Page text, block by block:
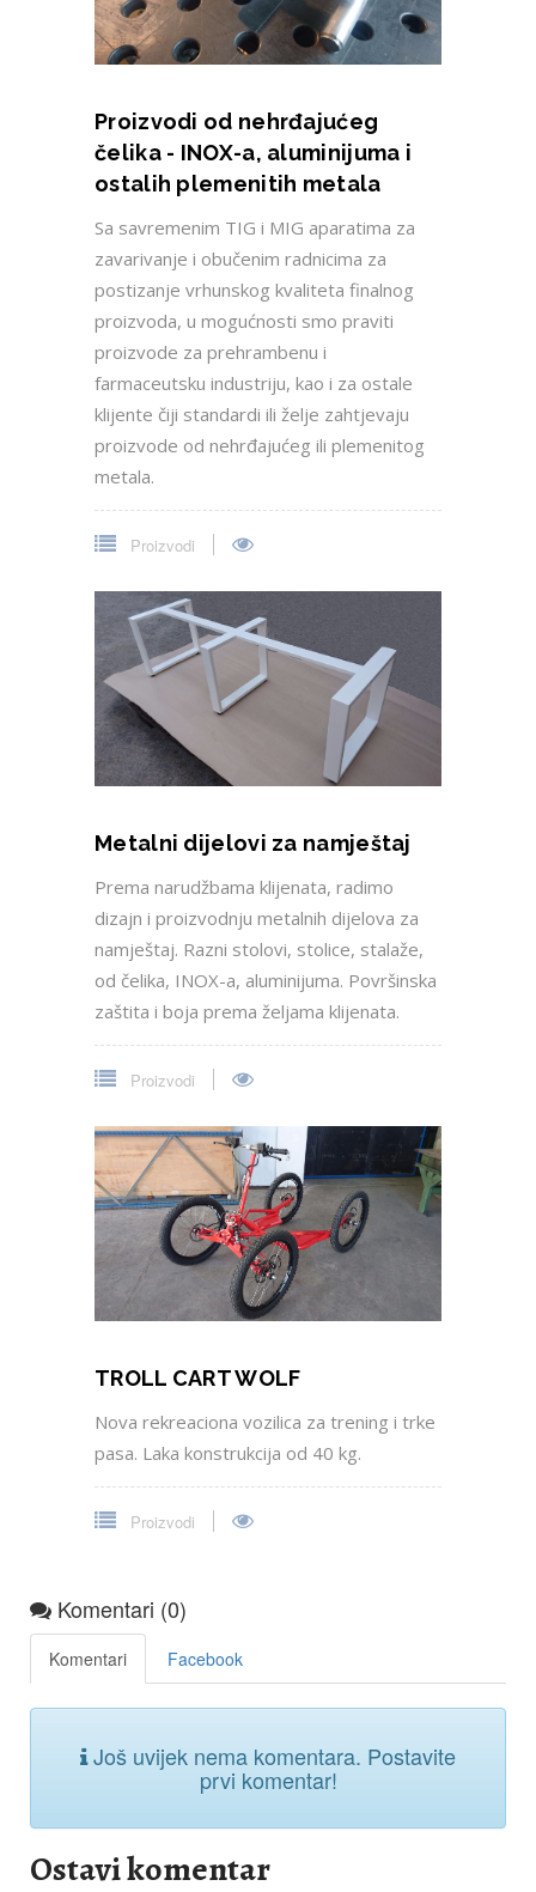
Proizvodi
Metalni dijelovi za namještaj
Prema narudžbama klijenata, radimo
dizajn i proizvodnju metalnih dijelova za
namještaj. Razni stolovi, stolice, stalaže,
od čelika, INOX-a, aluminijuma. Površinska
Proizvodi
TROLL CART WOLF
Nova rekreaciona vozilica za trening i trke
pasa. Laka konstrukcija od 40 kg.
Komentari (0)
Komentari Facebook
Još uvijek nema komentara. Postavite
prvi komentar!
Ostavi komentar